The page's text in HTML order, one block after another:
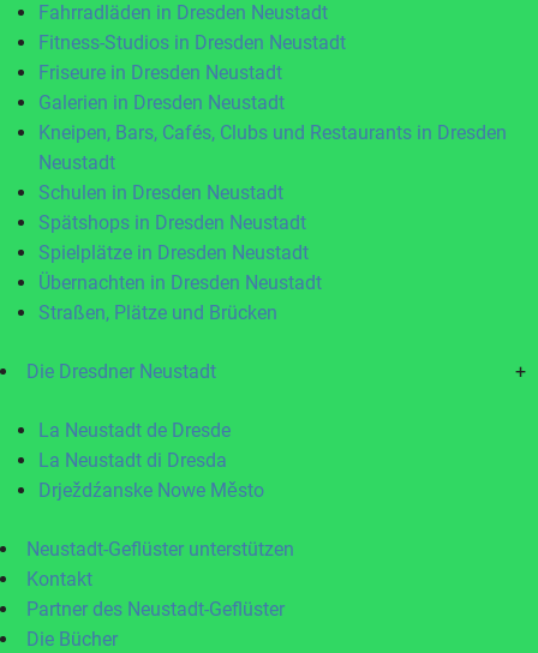
Fahrradläden in Dresden Neustadt
Fitness-Studios in Dresden Neustadt
Friseure in Dresden Neustadt
Galerien in Dresden Neustadt
Kneipen, Bars, Cafés, Clubs und Restaurants in Dresden
Neustadt
Schulen in Dresden Neustadt
Spätshops in Dresden Neustadt
Spielplätze in Dresden Neustadt
Übernachten in Dresden Neustadt
Straßen, Plätze und Brücken
Die Dresdner Neustadt +
La Neustadt de Dresde
La Neustadt di Dresda
Drježdźanske Nowe Město
Neustadt-Geflüster unterstützen
Kontakt
Partner des Neustadt-Geflüster
Die Bücher